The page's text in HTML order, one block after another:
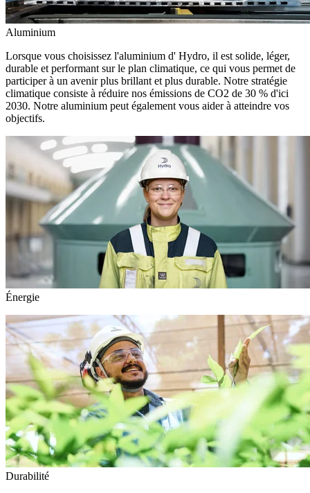
Aluminium
Lorsque vous choisissez l'aluminium d' Hydro, il est solide, léger,
durable et performant sur le plan climatique, ce qui vous permet de
participer à un avenir plus brillant et plus durable. Notre stratégie
climatique consiste à réduire nos émissions de CO2 de 30 % d'ici
2030. Notre aluminium peut également vous aider à atteindre vos
objectifs.
Énergie
Durabilité